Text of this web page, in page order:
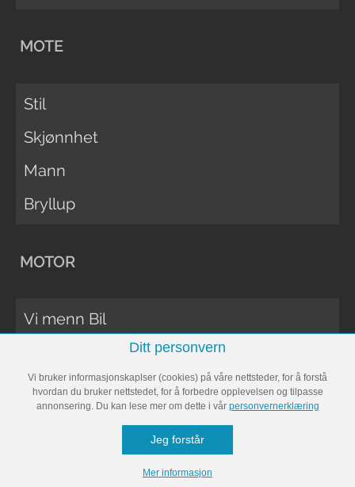
MOTE
Stil
Skjønnhet
Mann
Bryllup
MOTOR
Vi menn Bil
Vi Menn Båt
Ditt personvern
Vi bruker informasjonskaplser (cookies) på våre nettsteder, for å forstå
hvordan du bruker nettstedet, for å forbedre opplevelsen og tilpasse
annonsering. Du kan lese mer om dette i vår personvernerklæring
Jeg forstår
Mer informasjon